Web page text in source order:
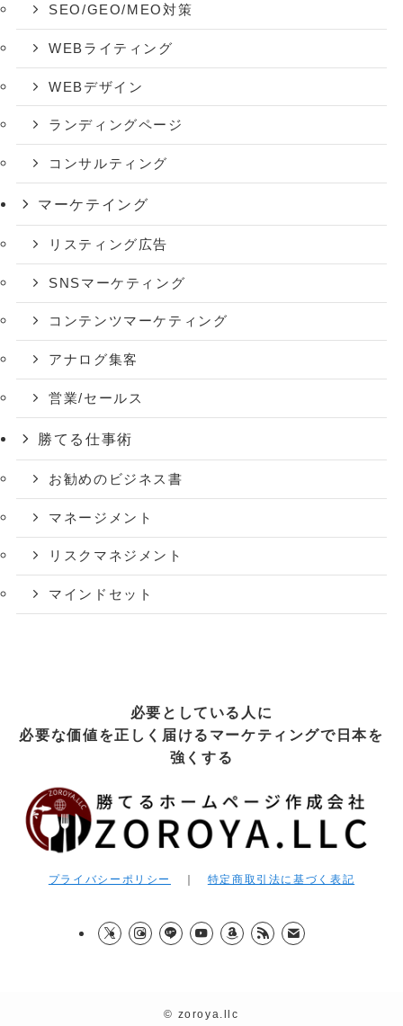
SEO/GEO/MEO対策
WEBライティング
WEBデザイン
ランディングページ
コンサルティング
マーケテイング
リスティング広告
SNSマーケティング
コンテンツマーケティング
アナログ集客
営業/セールス
勝てる仕事術
お勧めのビジネス書
マネージメント
リスクマネジメント
マインドセット
必要としている人に
必要な価値を正しく届けるマーケティングで日本を
強くする
プライバシーポリシー 特定商取引法に基づく表記
© zoroya.llc